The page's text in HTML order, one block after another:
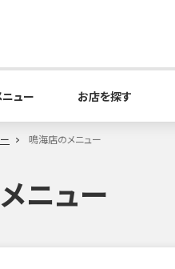
ュー お店を探す
鳴海店のメニュー
ニュー